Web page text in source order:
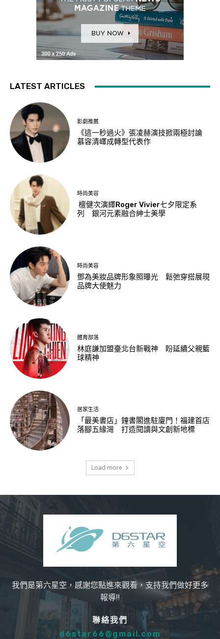
LATEST ARTICLES
影劇推薦
《這一秒過火》張凌赫演技掀兩極討論
慕容清嶧成轉型代表作
時尚美容
檀健次演繹Roger Vivier七夕限定系
列 銀河元素融合紳士美學
時尚美容
鄧為美妝品牌形象照曝光 鬆弛穿搭展現
品牌大使魅力
體育部落
林庭謙加盟臺北台新戰神 盼延續父親籃
球精神
居家生活
「最美書店」鐘書閣進駐廈門！福建首店
落腳五緣灣 打造閱讀與文創新地標
Load more
我們是第六星空，感謝您點進來觀看，支持我們做好更多
報導!!
聯絡我們
d6star66@gmail.com